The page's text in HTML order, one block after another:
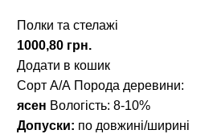
Полки та стелажі
1000,80 грн.
Додати в кошик
Сорт А/А Порода деревини:
ясен Вологість: 8-10%
Допуски: по довжині/ширині